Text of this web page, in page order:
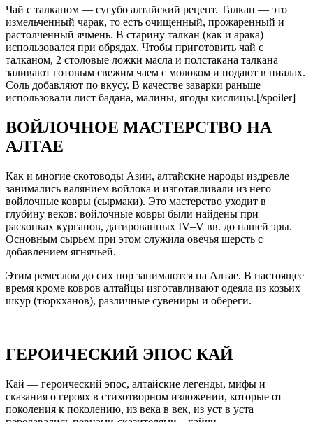
Чай с талканом — сугубо алтайский рецепт. Талкан — это
измельченный чарак, то есть очищенный, прожаренный и
растолченный ячмень. В старину талкан (как и арака)
использовался при обрядах. Чтобы приготовить чай с
талканом, 2 столовые ложки масла и полстакана талкана
заливают готовым свежим чаем с молоком и подают в пиалах.
Соль добавляют по вкусу. В качестве заварки раньше
использовали лист бадана, малины, ягоды кислицы.[/spoiler]
ВОЙЛОЧНОЕ МАСТЕРСТВО НА
АЛТАЕ
Как и многие скотоводы Азии, алтайские народы издревле
занимались валянием войлока и изготавливали из него
войлочные ковры (сырмаки). Это мастерство уходит в
глубину веков: войлочные ковры были найдены при
раскопках курганов, датированных IV–V вв. до нашей эры.
Основным сырьем при этом служила овечья шерсть с
добавлением ягнячьей.
Этим ремеслом до сих пор занимаются на Алтае. В настоящее
время кроме ковров алтайцы изготавливают одеяла из козьих
шкур (тюркханов), различные сувениры и обереги.
ГЕРОИЧЕСКИЙ ЭПОС КАЙ
Кай — героический эпос, алтайские легенды, мифы и
сказания о героях в стихотворном изложении, которые от
поколения к поколению, из века в век, из уст в уста